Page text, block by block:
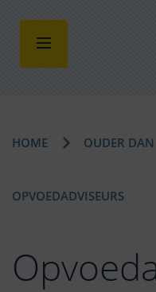
HOME OUDER
OPVOEDADVISEURS